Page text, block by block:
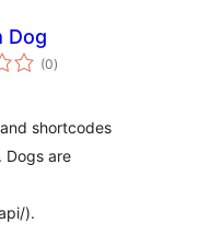
Dog
(0total
ratings
)
shortcodes
Dogs are
).